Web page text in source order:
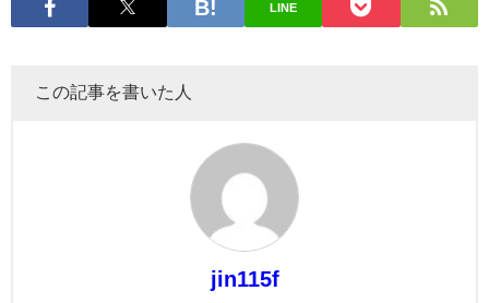
LINE
この記事を書いた人
jin115f